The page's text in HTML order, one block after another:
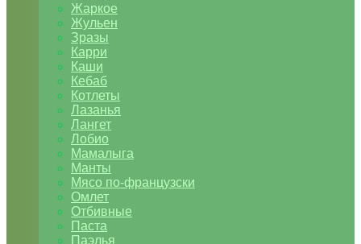
Жаркое
Жульен
Зразы
Карри
Каши
Кебаб
Котлеты
Лазанья
Лангет
Лобио
Мамалыга
Манты
Мясо по-французски
Омлет
Отбивные
Паста
Паэлья